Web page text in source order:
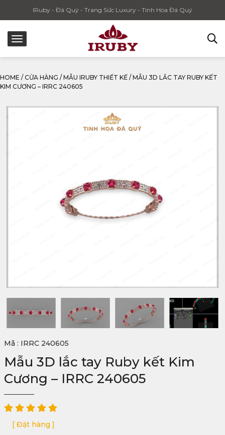
IRuby - Đá Quý - Trang Sức Luxury - Tinh Hoa Đá Quý
HOME / CỬA HÀNG / MẪU IRUBY THIẾT KẾ / MẪU 3D LẮC TAY RUBY KẾT
KIM CƯƠNG – IRRC 240605
Mã : IRRC 240605
Mẫu 3D lắc tay Ruby kết Kim
Cương – IRRC 240605
[ Đặt hàng ]